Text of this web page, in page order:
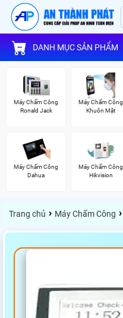
DANH MỤC SẢN PHẨM
Máy Chấm Công
Ronald Jack
Máy Chấm Công
Khuôn Mặt
Máy Chấm Công
Dahua
Máy Chấm Công
Hikvision
Trang chủ › Máy Chấm Công ›